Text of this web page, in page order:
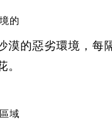
的
漠的惡劣環境，每
。
域